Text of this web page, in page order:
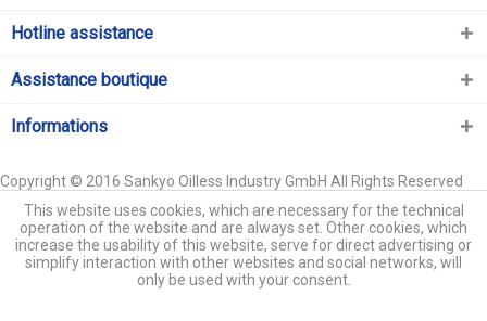
Hotline assistance
Assistance boutique
Informations
Copyright © 2016 Sankyo Oilless Industry GmbH All Rights Reserved
This website uses cookies, which are necessary for the technical
operation of the website and are always set. Other cookies, which
increase the usability of this website, serve for direct advertising or
simplify interaction with other websites and social networks, will
only be used with your consent.